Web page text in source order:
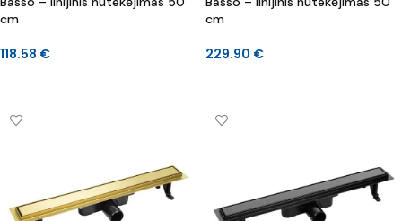
cm
118.58 €
cm
229.90 €